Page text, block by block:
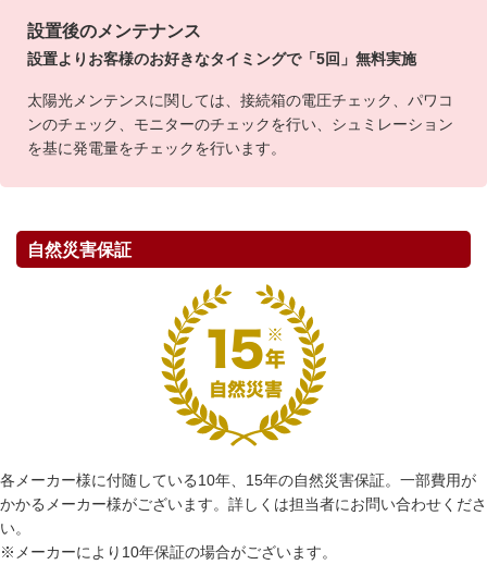
設置後のメンテナンス
設置よりお客様のお好きなタイミングで「5回」無料実施
太陽光メンテンスに関しては、接続箱の電圧チェック、パワコ
ンのチェック、モニターのチェックを行い、シュミレーション
を基に発電量をチェックを行います。
自然災害保証
各メーカー様に付随している10年、15年の自然災害保証。一部費用が
かかるメーカー様がございます。詳しくは担当者にお問い合わせくださ
い。
※メーカーにより10年保証の場合がございます。